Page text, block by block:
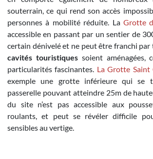
souterrain, ce qui rend son accès
personnes à mobilité réduite. La Grotte
accessible en passant par un sentier de
certain dénivelé et ne peut être franchi par
cavités touristiquessoient aménagées,
particularités fascinantes. La Grotte Saint
exemple une grotte inférieure qui se
passerelle pouvant atteindre 25m de
du site n’est pas accessible aux
roulants, et peut se révéler difficile
sensibles au vertige.